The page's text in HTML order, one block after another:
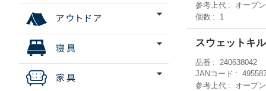
参考上代
オープン
個数
1
スウェット
品番
240638042
JANコード
参考上代
オープン